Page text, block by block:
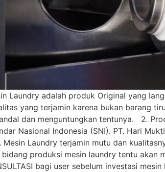
Laundry adalah produk Original yang
yang terjamin karena bukan barang
dan menguntungkan tentunya. 2.
Nasional Indonesia (SNI). PT. Hari
Laundry terjamin mutu dan
produksi mesin laundry tentu akan
bagi user sebelum investasi